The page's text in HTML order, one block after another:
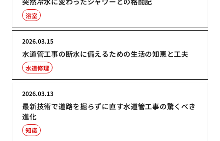
浴室
水道管工事の断水に備えるための生活の知恵と工夫
2026.03.15
水道修理
最新技術で道路を掘らずに直す水道管工事の驚くべき
進化
2026.03.13
知識